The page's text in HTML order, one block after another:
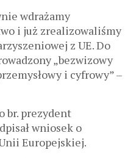
wdrażamy
i już zrealizowaliśmy
z UE. Do
„bezwizowy
i cyfrowy” –
br. prezydent
wniosek o
Europejskiej.